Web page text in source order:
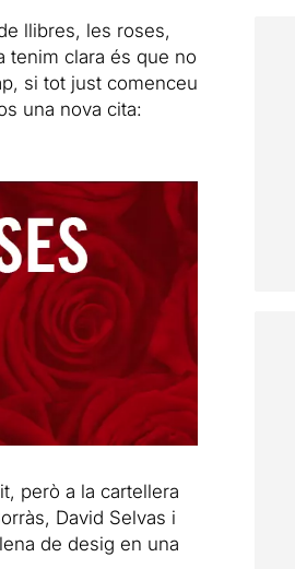
llibres, les roses,
tenim clara és que no
si tot just comenceu
una nova cita:
però a la cartellera
David Selvas i
de desig en una